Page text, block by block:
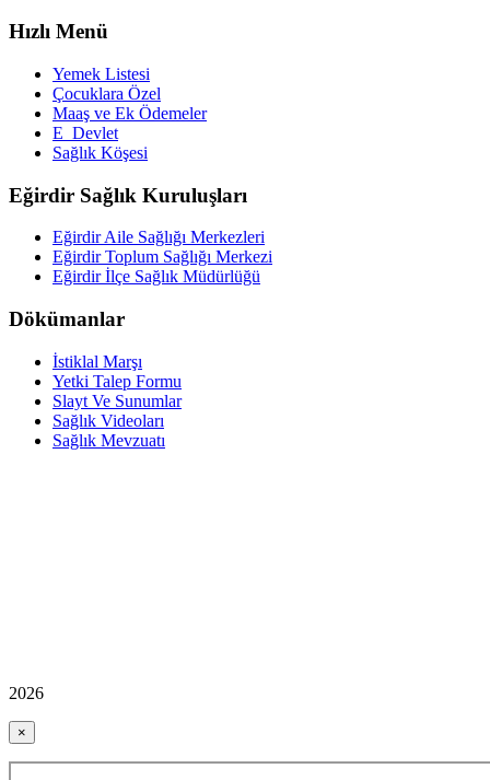
Hızlı Menü
Yemek Listesi
Çocuklara Özel
Maaş ve Ek Ödemeler
E_Devlet
Sağlık Köşesi
Eğirdir Sağlık Kuruluşları
Eğirdir Aile Sağlığı Merkezleri
Eğirdir Toplum Sağlığı Merkezi
Eğirdir İlçe Sağlık Müdürlüğü
Dökümanlar
İstiklal Marşı
Yetki Talep Formu
Slayt Ve Sunumlar
Sağlık Videoları
Sağlık Mevzuatı
2026
×